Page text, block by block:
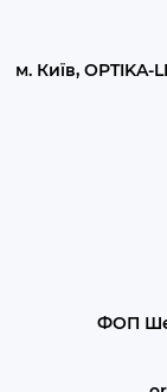
м. Київ, OPTIKA-
ФОП